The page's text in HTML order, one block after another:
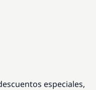
especiales,